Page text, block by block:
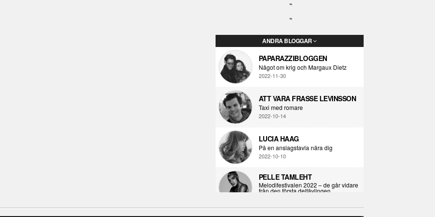
ANDRA BLOGGAR
PAPARAZZIBLOGGEN
Något om krig och Margaux Dietz
2022-11-30
ATT VARA FRASSE LEVINSSON
Taxi med romare
2022-10-14
LUCIA HAAG
På en anslagstavla nära dig
2022-10-10
PELLE TAMLEHT
Melodifestivalen 2022 – de går vidare
från den första deltävlingen